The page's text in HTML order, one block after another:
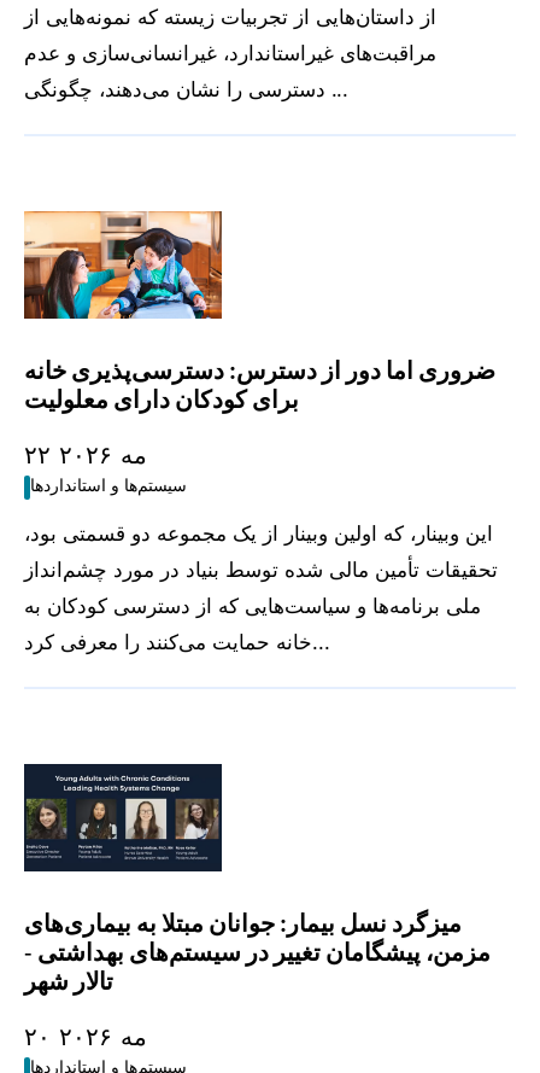
از داستان‌هایی از تجربیات زیسته که نمونه‌هایی از
مراقبت‌های غیراستاندارد، غیرانسانی‌سازی و عدم
دسترسی را نشان می‌دهند، چگونگی ...
ضروری اما دور از دسترس: دسترسی‌پذیری خانه
برای کودکان دارای معلولیت
۲۲ مه ۲۰۲۶
سیستم‌ها و استانداردها
این وبینار، که اولین وبینار از یک مجموعه دو قسمتی بود،
تحقیقات تأمین مالی شده توسط بنیاد در مورد چشم‌انداز
ملی برنامه‌ها و سیاست‌هایی که از دسترسی کودکان به
خانه حمایت می‌کنند را معرفی کرد...
میزگرد نسل بیمار: جوانان مبتلا به بیماری‌های
مزمن، پیشگامان تغییر در سیستم‌های بهداشتی -
تالار شهر
۲۰ مه ۲۰۲۶
سیستم‌ها و استانداردها